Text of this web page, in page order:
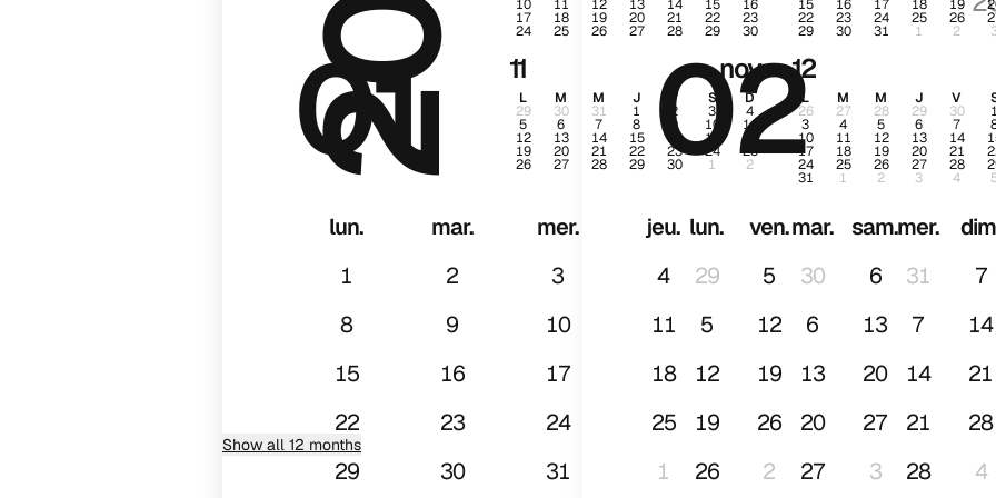
10 11 12 13 14 15 16
17 18 19 20 21 22 23
24 25 26 27 28 29 30
15 16 17 18 19
22 23 24 25 26
29 30 31 1 2
11 nov.
L M M J V S D
29 30 31 1 2 3 4
5 6 7 8 9 10 11
12 13 14 15 16 17 18
19 20 21 22 23 24 25
26 27 28 29 30 1 2
12
L M M J V
26 27 28 29 30 1
3 4 5 6 7
10 11 12 13 14
17 18 19 20 21
24 25 26 27 28
31 1 2 3 4
01
lun. mar. mer. jeu. ven. sam.
1
2 3 4 5 6
7
8
9 10 11 12 13
14
15
16 17 18 19 20
21
22
23 24 25 26 27
28
29
30 31 1 2 3 4
02
lun. mar. mer.
29
30 31
5
6 7
12
13 14
19
20 21
26
27 28
Show all 12 months